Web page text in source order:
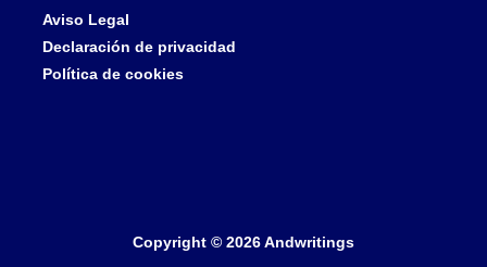
Aviso Legal
Declaración de privacidad
Política de cookies
Copyright © 2026 Andwritings